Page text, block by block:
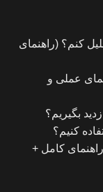
کنم؟ (راهنمای
عملی و
بگیریم؟
کامل +